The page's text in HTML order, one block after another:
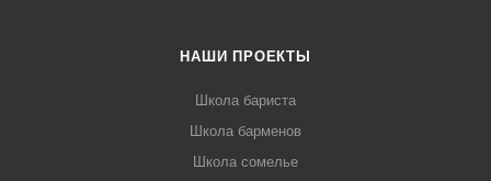
НАШИ ПРОЕКТЫ
Школа бариста
Школа барменов
Школа сомелье